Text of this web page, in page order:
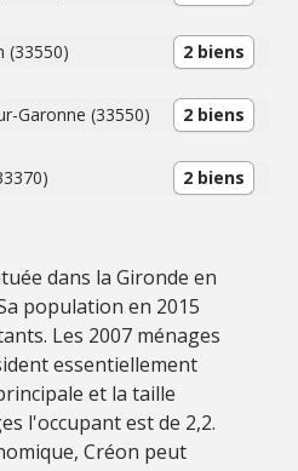
(33550) 2 biens
Garonne (33550) 2 biens
2 biens
dans la Gironde en
population en 2015
Les 2007 ménages
essentiellement
et la taille
l'occupant est de 2,2.
Créon peut